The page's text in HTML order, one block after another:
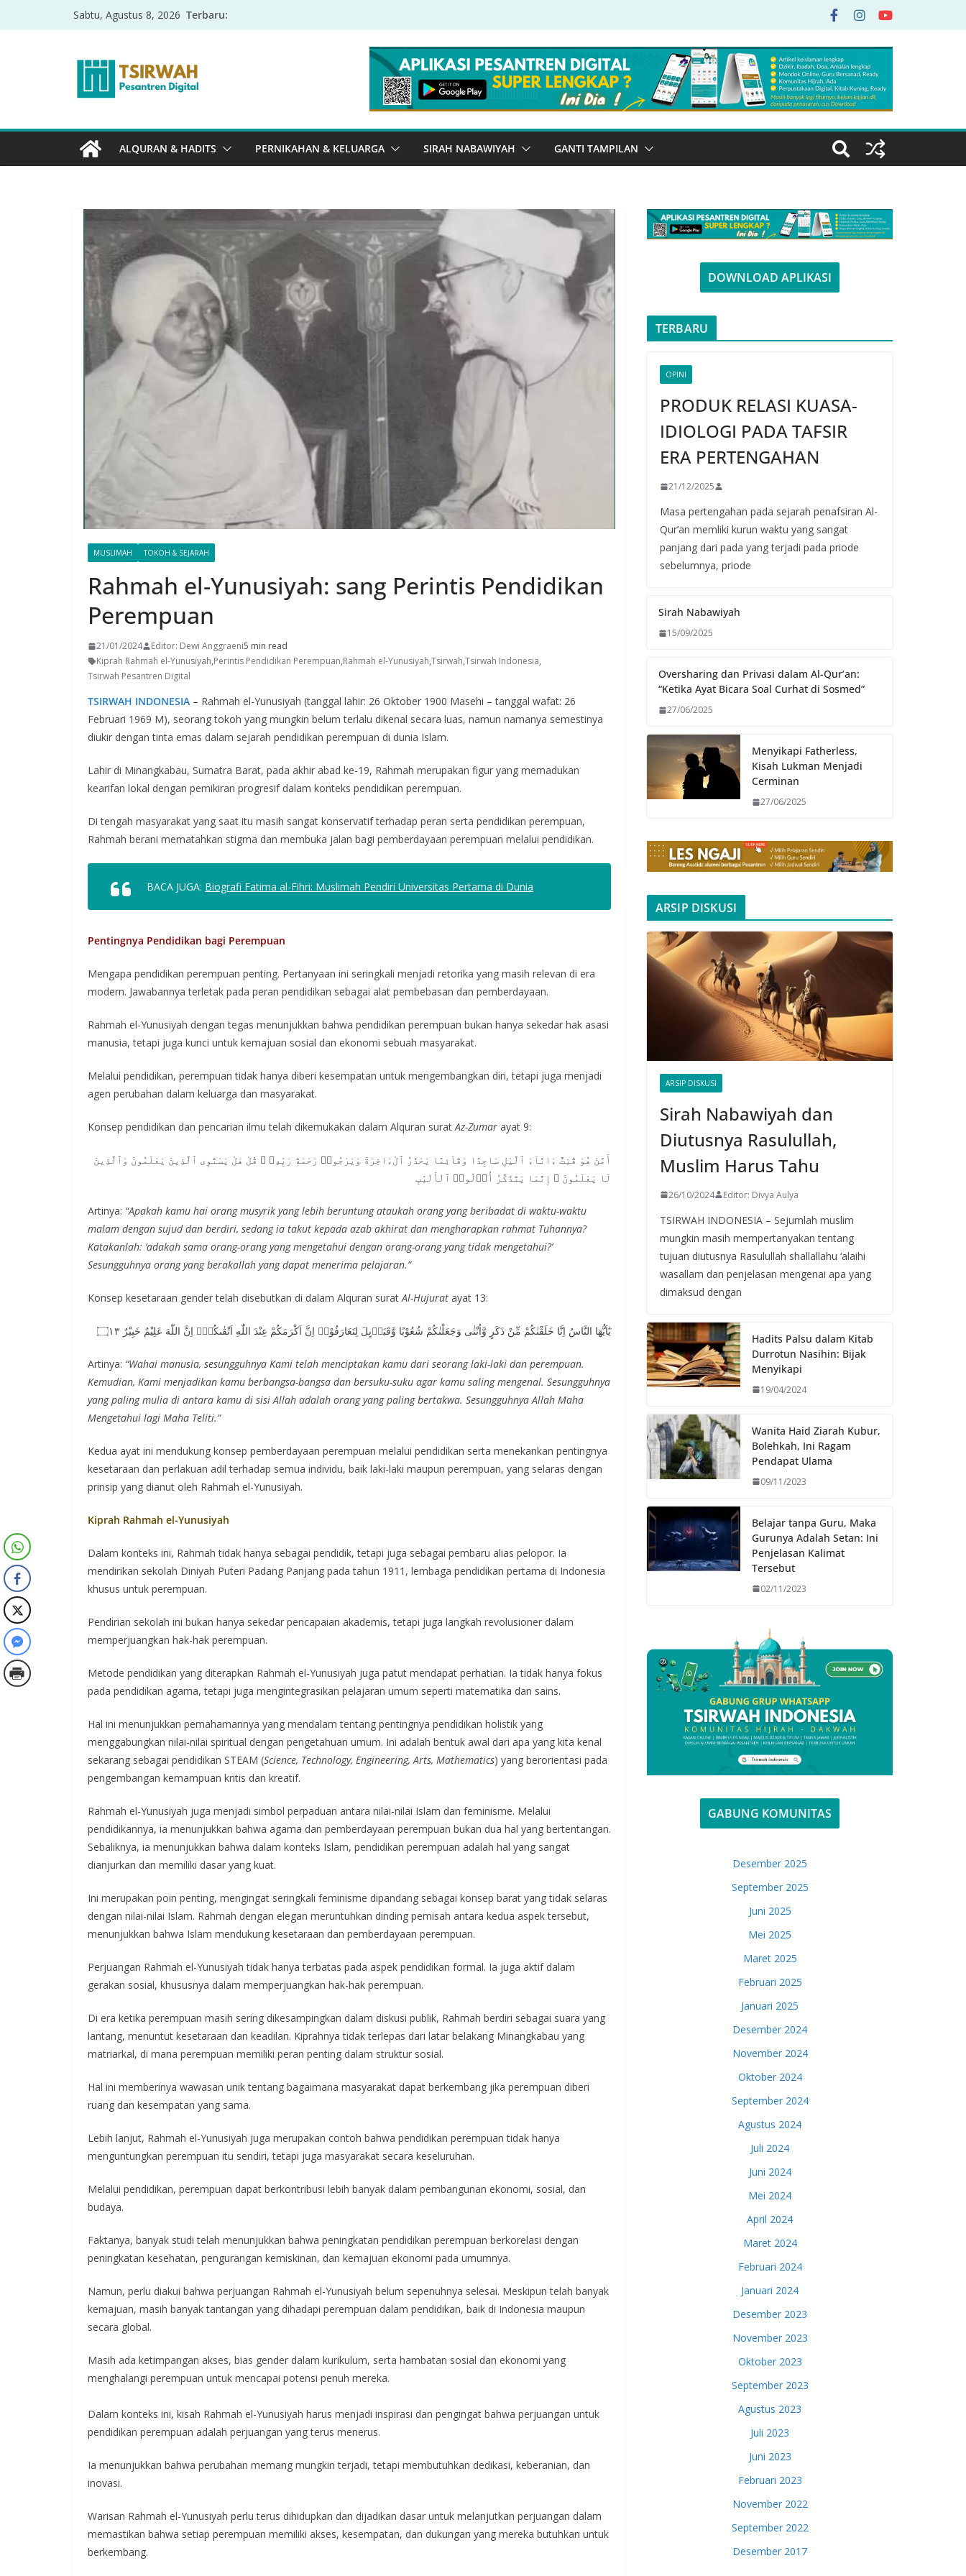
Sabtu, Agustus 8, 2026 Terbaru:
ALQURAN & HADITS PERNIKAHAN & KELUARGA SIRAH NABAWIYAH GANTI TAMPILAN
MUSLIMAH TOKOH & SEJARAH
Rahmah el-Yunusiyah: sang Perintis Pendidikan
Perempuan
21/01/2024 Editor: Dewi Anggraeni5 min read
Kiprah Rahmah el-Yunusiyah,Perintis Pendidikan Perempuan,Rahmah el-Yunusiyah,Tsirwah,Tsirwah Indonesia,
Tsirwah Pesantren Digital
TSIRWAH INDONESIA – Rahmah el-Yunusiyah (tanggal lahir: 26 Oktober 1900 Masehi – tanggal wafat: 26
Februari 1969 M), seorang tokoh yang mungkin belum terlalu dikenal secara luas, namun namanya semestinya
diukir dengan tinta emas dalam sejarah pendidikan perempuan di dunia Islam.
Lahir di Minangkabau, Sumatra Barat, pada akhir abad ke-19, Rahmah merupakan figur yang memadukan
kearifan lokal dengan pemikiran progresif dalam konteks pendidikan perempuan.
Di tengah masyarakat yang saat itu masih sangat konservatif terhadap peran serta pendidikan perempuan,
Rahmah berani mematahkan stigma dan membuka jalan bagi pemberdayaan perempuan melalui pendidikan.
BACA JUGA: Biografi Fatima al-Fihri: Muslimah Pendiri Universitas Pertama di Dunia
Pentingnya Pendidikan bagi Perempuan
Mengapa pendidikan perempuan penting. Pertanyaan ini seringkali menjadi retorika yang masih relevan di era
modern. Jawabannya terletak pada peran pendidikan sebagai alat pembebasan dan pemberdayaan.
Rahmah el-Yunusiyah dengan tegas menunjukkan bahwa pendidikan perempuan bukan hanya sekedar hak asasi
manusia, tetapi juga kunci untuk kemajuan sosial dan ekonomi sebuah masyarakat.
Melalui pendidikan, perempuan tidak hanya diberi kesempatan untuk mengembangkan diri, tetapi juga menjadi
agen perubahan dalam keluarga dan masyarakat.
Konsep pendidikan dan pencarian ilmu telah dikemukakan dalam Alquran suratAz-Zumar ayat 9:
أَمَّنْ هُوَ قَٰنِتٌ ءَانَآءَ ٱلَّيْلِ سَاجِدًا وَقَآئِمًا يَحْذَرُ ٱلْءَاخِرَةَ وَيَرْجُوا۟ رَحْمَةَ رَبِّهِۦ ۗ قُلْ هَلْ يَسْتَوِى ٱلَّذِينَ يَعْلَمُونَ وَٱلَّذِينَ
لَا يَعْلَمُونَ ۗ إِنَّمَا يَتَذَكَّرُ أُو۟لُوا۟ ٱلْأَلْبَٰبِ
Artinya: “Apakah kamu hai orang musyrik yang lebih beruntung ataukah orang yang beribadat di waktu-waktu
malam dengan sujud dan berdiri, sedang ia takut kepada azab akhirat dan mengharapkan rahmat Tuhannya?
Katakanlah: ‘adakah sama orang-orang yang mengetahui dengan orang-orang yang tidak mengetahui?’
Sesungguhnya orang yang berakallah yang dapat menerima pelajaran.”
Konsep kesetaraan gender telah disebutkan di dalam Alquran suratAl-Hujurat ayat 13:
يٰٓاَيُّهَا النَّاسُ اِنَّا خَلَقْنٰكُمْ مِّنْ ذَكَرٍ وَّاُنْثٰى وَجَعَلْنٰكُمْ شُعُوْبًا وَّقَبَاۤىِٕلَ لِتَعَارَفُوْاۚ اِنَّ اَكْرَمَكُمْ عِنْدَ اللّٰهِ اَتْقٰىكُمْۗ اِنَّ اللّٰهَ عَلِيْمٌ خَبِيْرٌ ۝١٣
Artinya: “Wahai manusia, sesungguhnya Kami telah menciptakan kamu dari seorang laki-laki dan perempuan.
Kemudian, Kami menjadikan kamu berbangsa-bangsa dan bersuku-suku agar kamu saling mengenal. Sesungguhnya
yang paling mulia di antara kamu di sisi Allah adalah orang yang paling bertakwa. Sesungguhnya Allah Maha
Mengetahui lagi Maha Teliti.”
Kedua ayat ini mendukung konsep pemberdayaan perempuan melalui pendidikan serta menekankan pentingnya
kesetaraan dan perlakuan adil terhadap semua individu, baik laki-laki maupun perempuan, yang selaras dengan
prinsip yang dianut oleh Rahmah el-Yunusiyah.
Kiprah Rahmah el-Yunusiyah
Dalam konteks ini, Rahmah tidak hanya sebagai pendidik, tetapi juga sebagai pembaru alias pelopor. Ia
mendirikan sekolah Diniyah Puteri Padang Panjang pada tahun 1911, lembaga pendidikan pertama di Indonesia
khusus untuk perempuan.
Pendirian sekolah ini bukan hanya sekedar pencapaian akademis, tetapi juga langkah revolusioner dalam
memperjuangkan hak-hak perempuan.
Metode pendidikan yang diterapkan Rahmah el-Yunusiyah juga patut mendapat perhatian. Ia tidak hanya fokus
pada pendidikan agama, tetapi juga mengintegrasikan pelajaran umum seperti matematika dan sains.
Hal ini menunjukkan pemahamannya yang mendalam tentang pentingnya pendidikan holistik yang
menggabungkan nilai-nilai spiritual dengan pengetahuan umum. Ini adalah bentuk awal dari apa yang kita kenal
sekarang sebagai pendidikan STEAM (Science, Technology, Engineering, Arts, Mathematics) yang berorientasi pada
pengembangan kemampuan kritis dan kreatif.
Rahmah el-Yunusiyah juga menjadi simbol perpaduan antara nilai-nilai Islam dan feminisme. Melalui
pendidikannya, ia menunjukkan bahwa agama dan pemberdayaan perempuan bukan dua hal yang bertentangan.
Sebaliknya, ia menunjukkan bahwa dalam konteks Islam, pendidikan perempuan adalah hal yang sangat
dianjurkan dan memiliki dasar yang kuat.
Ini merupakan poin penting, mengingat seringkali feminisme dipandang sebagai konsep barat yang tidak selaras
dengan nilai-nilai Islam. Rahmah dengan elegan meruntuhkan dinding pemisah antara kedua aspek tersebut,
menunjukkan bahwa Islam mendukung kesetaraan dan pemberdayaan perempuan.
Perjuangan Rahmah el-Yunusiyah tidak hanya terbatas pada aspek pendidikan formal. Ia juga aktif dalam
gerakan sosial, khususnya dalam memperjuangkan hak-hak perempuan.
Di era ketika perempuan masih sering dikesampingkan dalam diskusi publik, Rahmah berdiri sebagai suara yang
lantang, menuntut kesetaraan dan keadilan. Kiprahnya tidak terlepas dari latar belakang Minangkabau yang
matriarkal, di mana perempuan memiliki peran penting dalam struktur sosial.
Hal ini memberinya wawasan unik tentang bagaimana masyarakat dapat berkembang jika perempuan diberi
ruang dan kesempatan yang sama.
Lebih lanjut, Rahmah el-Yunusiyah juga merupakan contoh bahwa pendidikan perempuan tidak hanya
menguntungkan perempuan itu sendiri, tetapi juga masyarakat secara keseluruhan.
Melalui pendidikan, perempuan dapat berkontribusi lebih banyak dalam pembangunan ekonomi, sosial, dan
budaya.
Faktanya, banyak studi telah menunjukkan bahwa peningkatan pendidikan perempuan berkorelasi dengan
peningkatan kesehatan, pengurangan kemiskinan, dan kemajuan ekonomi pada umumnya.
Namun, perlu diakui bahwa perjuangan Rahmah el-Yunusiyah belum sepenuhnya selesai. Meskipun telah banyak
kemajuan, masih banyak tantangan yang dihadapi perempuan dalam pendidikan, baik di Indonesia maupun
secara global.
Masih ada ketimpangan akses, bias gender dalam kurikulum, serta hambatan sosial dan ekonomi yang
menghalangi perempuan untuk mencapai potensi penuh mereka.
Dalam konteks ini, kisah Rahmah el-Yunusiyah harus menjadi inspirasi dan pengingat bahwa perjuangan untuk
pendidikan perempuan adalah perjuangan yang terus menerus.
Ia menunjukkan bahwa perubahan memang mungkin terjadi, tetapi membutuhkan dedikasi, keberanian, dan
inovasi.
Warisan Rahmah el-Yunusiyah perlu terus dihidupkan dan dijadikan dasar untuk melanjutkan perjuangan dalam
memastikan bahwa setiap perempuan memiliki akses, kesempatan, dan dukungan yang mereka butuhkan untuk
berkembang.
DOWNLOAD APLIKASI
TERBARU
OPINI
PRODUK RELASI KUASA-
IDIOLOGI PADA TAFSIR
ERA PERTENGAHAN
21/12/2025
Masa pertengahan pada sejarah penafsiran Al-
Qur’an memliki kurun waktu yang sangat
panjang dari pada yang terjadi pada priode
sebelumnya, priode
Sirah Nabawiyah
15/09/2025
Oversharing dan Privasi dalam Al-Qur’an:
“Ketika Ayat Bicara Soal Curhat di Sosmed”
27/06/2025
Menyikapi Fatherless,
Kisah Lukman Menjadi
Cerminan
27/06/2025
ARSIP DISKUSI
ARSIP DISKUSI
Sirah Nabawiyah dan
Diutusnya Rasulullah,
Muslim Harus Tahu
26/10/2024 Editor: Divya Aulya
TSIRWAH INDONESIA – Sejumlah muslim
mungkin masih mempertanyakan tentang
tujuan diutusnya Rasulullah shallallahu ‘alaihi
wasallam dan penjelasan mengenai apa yang
dimaksud dengan
Hadits Palsu dalam Kitab
Durrotun Nasihin: Bijak
Menyikapi
19/04/2024
Wanita Haid Ziarah Kubur,
Bolehkah, Ini Ragam
Pendapat Ulama
09/11/2023
Belajar tanpa Guru, Maka
Gurunya Adalah Setan: Ini
Penjelasan Kalimat
Tersebut
02/11/2023
GABUNG KOMUNITAS
Desember 2025
September 2025
Juni 2025
Mei 2025
Maret 2025
Februari 2025
Januari 2025
Desember 2024
November 2024
Oktober 2024
September 2024
Agustus 2024
Juli 2024
Juni 2024
Mei 2024
April 2024
Maret 2024
Februari 2024
Januari 2024
Desember 2023
November 2023
Oktober 2023
September 2023
Agustus 2023
Juli 2023
Juni 2023
Februari 2023
November 2022
September 2022
Desember 2017